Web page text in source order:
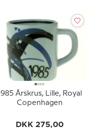
Årskrus, Lille, Royal
Copenhagen
DKK 275,00